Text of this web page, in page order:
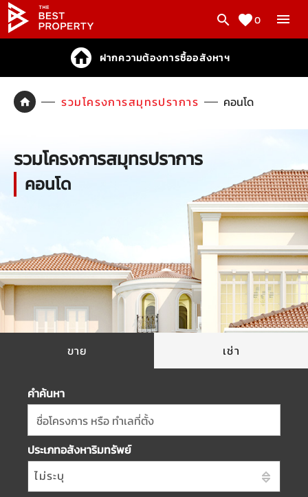
0
ฝากความต้องการซื้ออสังหาฯ
รวมโครงการสมุทรปราการ คอนโด
รวมโครงการสมุทรปราการ
คอนโด
ขาย เช่า
คำค้นหา
ชื่อโครงการ หรือ ทำเลที่ตั้ง
ประเภทอสังหาริมทรัพย์
ไม่ระบุ